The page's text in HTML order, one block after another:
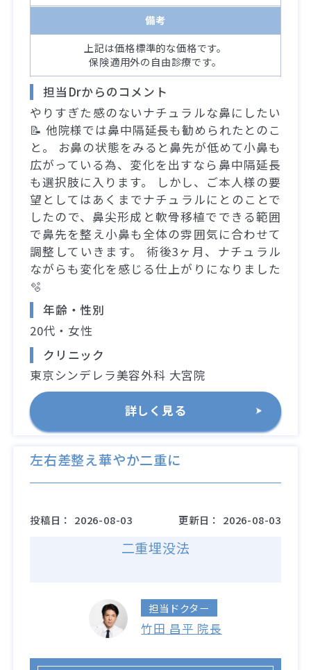
備考
上記は価格標準的な価格です。
保険適用外の自由診療です。
担当Drからのコメント
やりすぎた感のないナチュラルな鼻にしたい
📝 他院様では鼻中隔延長も勧められたとのこ
と。 お鼻の状態をみると鼻先が低めて小鼻も
広がっている為、変化を出すなら鼻中隔延長
も選択肢に入ります。 しかし、ご本人様の要
望としてはあくまでナチュラルにとのことで
したので、鼻尖形成と軟骨移植でできる範囲
で鼻先を整え小鼻も全体の雰囲気に合わせて
調整していきます。 術後3ヶ月、ナチュラル
ながらも変化を感じる仕上がりになりました
🫧
年齢・性別
20代・女性
クリニック
東京シンデレラ美容外科 大宮院
詳しく見る
左右差整え華やか二重に
投稿日： 2026-08-03 更新日： 2026-08-03
二重埋没法
担当ドクター
竹田 昌平 院長